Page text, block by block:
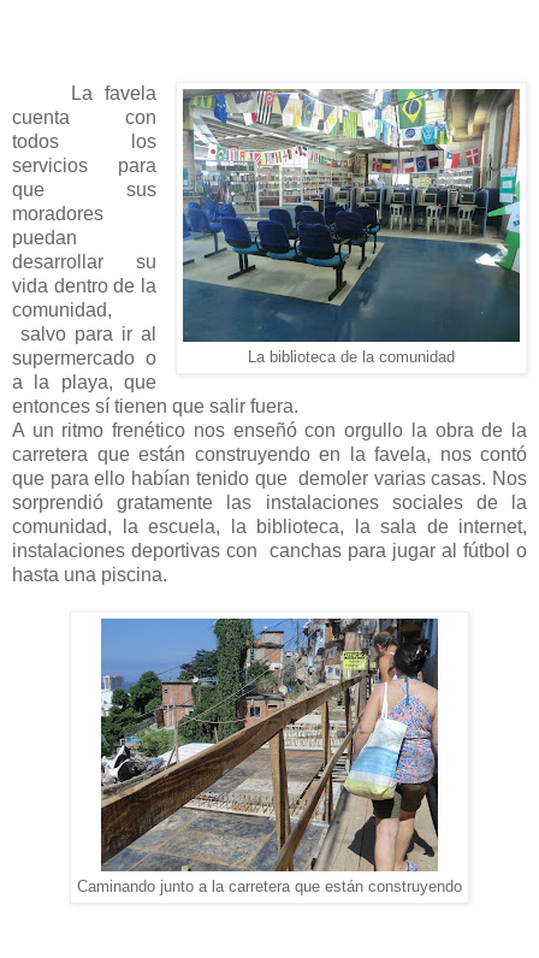
La biblioteca de la comunidad
La favela
cuenta con
todos los
servicios para
que sus
moradores
puedan
desarrollar su
vida dentro de la
comunidad,
salvo para ir al
supermercado o
a la playa, que
entonces sí tienen que salir fuera.
A un ritmo frenético nos enseñó con orgullo la obra de la
carretera que están construyendo en la favela, nos contó
que para ello habían tenido que demoler varias casas. Nos
sorprendió gratamente las instalaciones sociales de la
comunidad, la escuela, la biblioteca, la sala de internet,
instalaciones deportivas con canchas para jugar al fútbol o
hasta una piscina.
Caminando junto a la carretera que están construyendo